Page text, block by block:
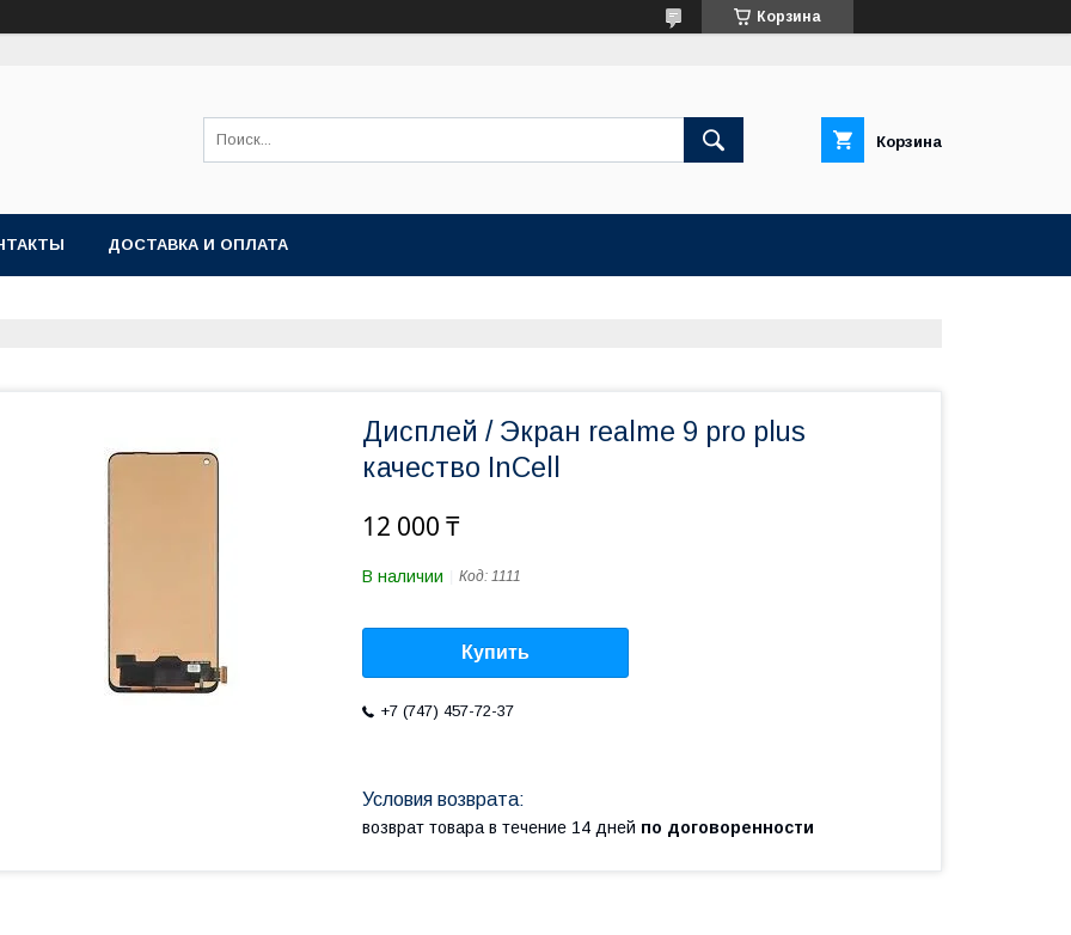
Корзина
Корзина
ДОСТАВКА И ОПЛАТА
Дисплей / Экран realme 9 pro plus
качество InCell
12 000 ₸
В наличии Код: 1111
Купить
+7 (747) 457-72-37
возврат товара в течение 14 дней по договоренности